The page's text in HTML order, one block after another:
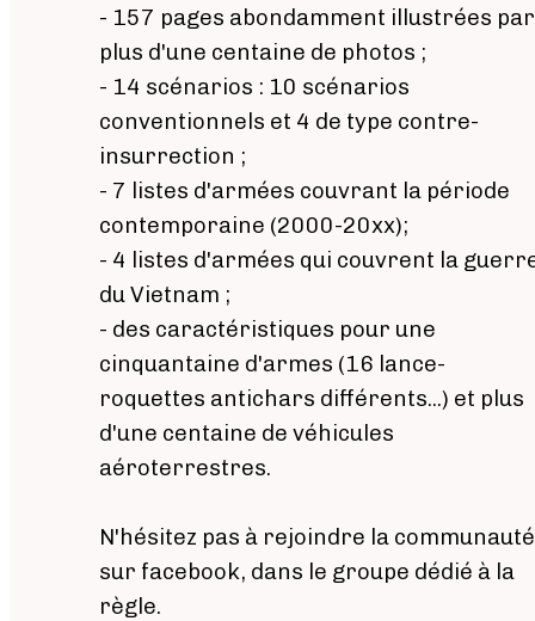
- 157 pages abondamment illustrées par
plus d'une centaine de photos ;
- 14 scénarios : 10 scénarios
conventionnels et 4 de type contre-
insurrection ;
- 7 listes d'armées couvrant la période
contemporaine (2000-20xx);
- 4 listes d'armées qui couvrent la
du Vietnam ;
- des caractéristiques pour une
cinquantaine d'armes (16 lance-
roquettes antichars différents...) et plus
d'une centaine de véhicules
aéroterrestres.
N'hésitez pas à rejoindre la communauté
sur facebook, dans le groupe dédié à la
règle.